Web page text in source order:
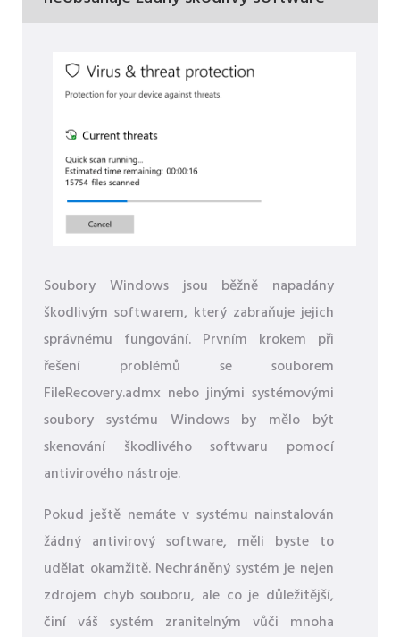
Soubory Windows jsou běžně napadány
škodlivým softwarem, který zabraňuje jejich
správnému fungování. Prvním krokem při
řešení problémů se souborem
FileRecovery.admx nebo jinými systémovými
soubory systému Windows by mělo být
skenování škodlivého softwaru pomocí
antivirového nástroje.
Pokud ještě nemáte v systému nainstalován
žádný antivirový software, měli byste to
udělat okamžitě. Nechráněný systém je nejen
zdrojem chyb souboru, ale co je důležitější,
činí váš systém zranitelným vůči mnoha